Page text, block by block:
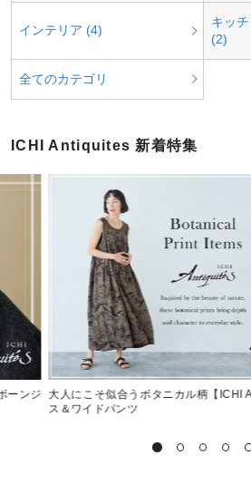
インテリア (4)
キッ
(2)
全てのカテゴリ
ICHI Antiquites 新着特集
ーンジ
大人にこそ似合うボタニカル柄【ICHI
ス＆ワイドパンツ